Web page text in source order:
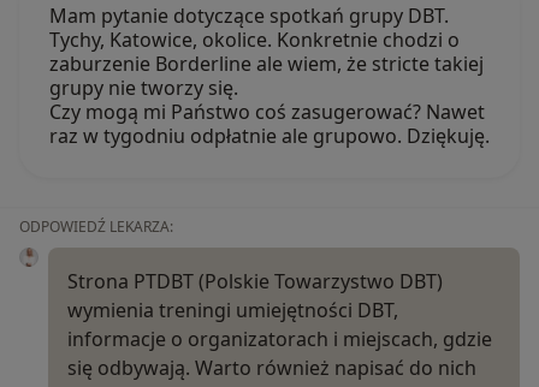
Mam pytanie dotyczące spotkań grupy DBT.
Tychy, Katowice, okolice. Konkretnie chodzi o
zaburzenie Borderline ale wiem, że stricte takiej
grupy nie tworzy się.
Czy mogą mi Państwo coś zasugerować? Nawet
raz w tygodniu odpłatnie ale grupowo. Dziękuję.
ODPOWIEDŹ LEKARZA:
Strona PTDBT (Polskie Towarzystwo DBT)
wymienia treningi umiejętności DBT,
informacje o organizatorach i miejscach, gdzie
się odbywają. Warto również napisać do nich